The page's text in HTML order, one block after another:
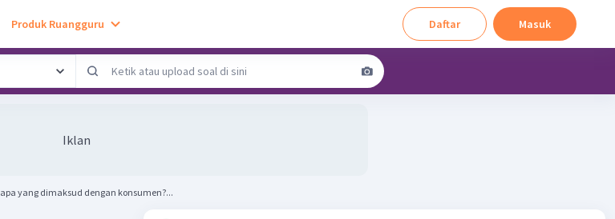
Produk Ruangguru Daftar Masuk
Iklan
apa yang dimaksud dengan konsumen?...